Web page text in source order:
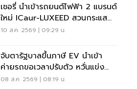
เชอรี่ นำเข้ารถยนต์ไฟฟ้า 2 แบรนด์
ใหม่ ICaur-LUXEED สวนกระแส
รัฐบาลไทยจ่อขึ้นภาษี
10 ส.ค. 2569 | 09:29 น.
จับตารัฐบาลขึ้นภาษี EV นำเข้า
ค่ายรถขอเวลาปรับตัว หวั่นแข่ง
ยาก พับแผนกลับบ้าน
08 ส.ค. 2569 | 08:19 น.